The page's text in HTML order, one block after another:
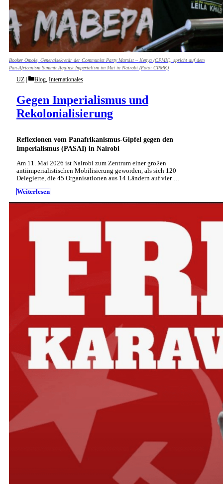
Booker Omole, Generalsekretär der Communist Party Marxist – Kenya (CPMK), spricht auf dem
Pan-Africanism Summit Against Imperialism im Mai in Nairobi (Foto: CPMK)
Reflexionen vom Panafrikanismus-Gipfel gegen den
Imperialismus (PASAI) in Nairobi
Gegen Imperialismus und
Rekolonialisierung
UZ Categories
Blog, Internationales
Am 11. Mai 2026 ist Nairobi zum Zentrum einer großen
antiimperialistischen Mobilisierung geworden, als sich 120
Delegierte, die 45 Organisationen aus 14 Ländern auf vier …
Weiterlesen